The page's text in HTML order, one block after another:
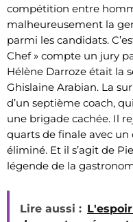
compétition entre
malheureusement la
parmi les candidats.
Chef » compte un jury
Hélène Darroze était la
Ghislaine Arabian. La
d’un septième coach,
une brigade cachée. Il
quarts de finale avec
éliminé. Et il s’agit de
légende de la
Lire aussi :